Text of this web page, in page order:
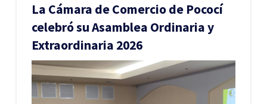
La Cámara de Comercio de Pococí
celebró su Asamblea Ordinaria y
Extraordinaria 2026